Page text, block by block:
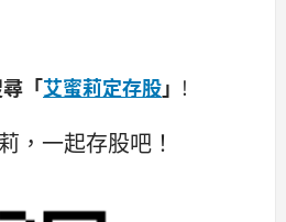
「艾蜜莉定存股」 !
，一起存股吧！